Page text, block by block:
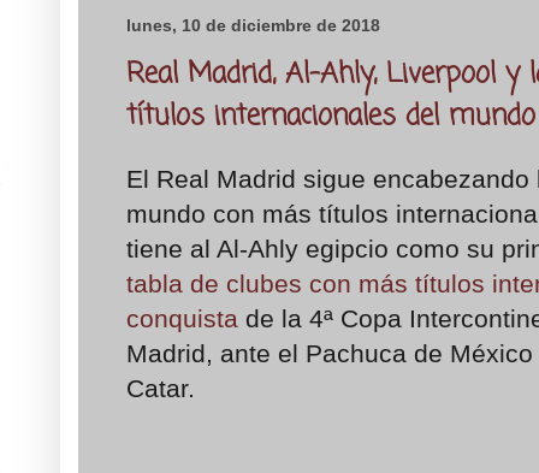
lunes, 10 de diciembre de 2018
Real Madrid, Al-Ahly, Liverpool y
títulos internacionales del mundo
El Real Madrid sigue
mundo con más títulos
tiene al Al-Ahly egipcio como su
tabla de clubes con más títulos
conquista de la 4ª Copa
Madrid, ante el Pachuca de
Catar.